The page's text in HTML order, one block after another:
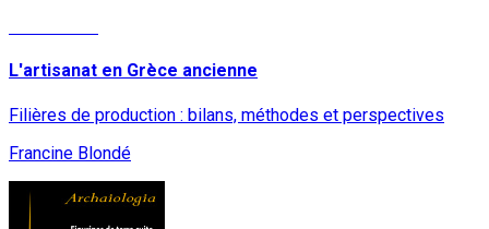
L'artisanat en Grèce ancienne
Filières de production : bilans, méthodes et perspectives
Francine Blondé